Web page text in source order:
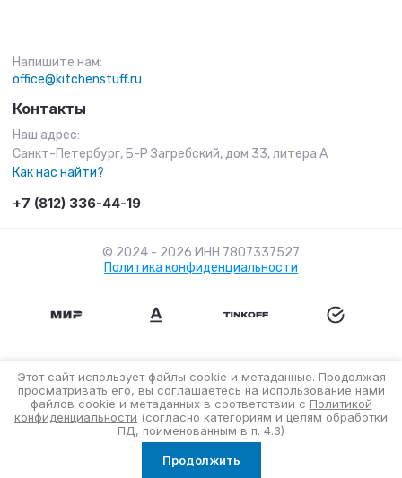
Напишите нам:
office@kitchenstuff.ru
Контакты
Наш адрес:
Санкт-Петербург, Б-Р Загребский, дом 33, литера А
Как нас найти?
+7 (812) 336-44-19
© 2024 - 2026 ИНН 7807337527
Политика конфиденциальности
Корзина
Этот сайт использует файлы cookie и метаданные. Продолжая
просматривать его, вы соглашаетесь на использование нами
файлов cookie и метаданных в соответствии с Политикой
конфиденциальности (согласно категориям и целям обработки
ПД, поименованным в п. 4.3)
Продолжить